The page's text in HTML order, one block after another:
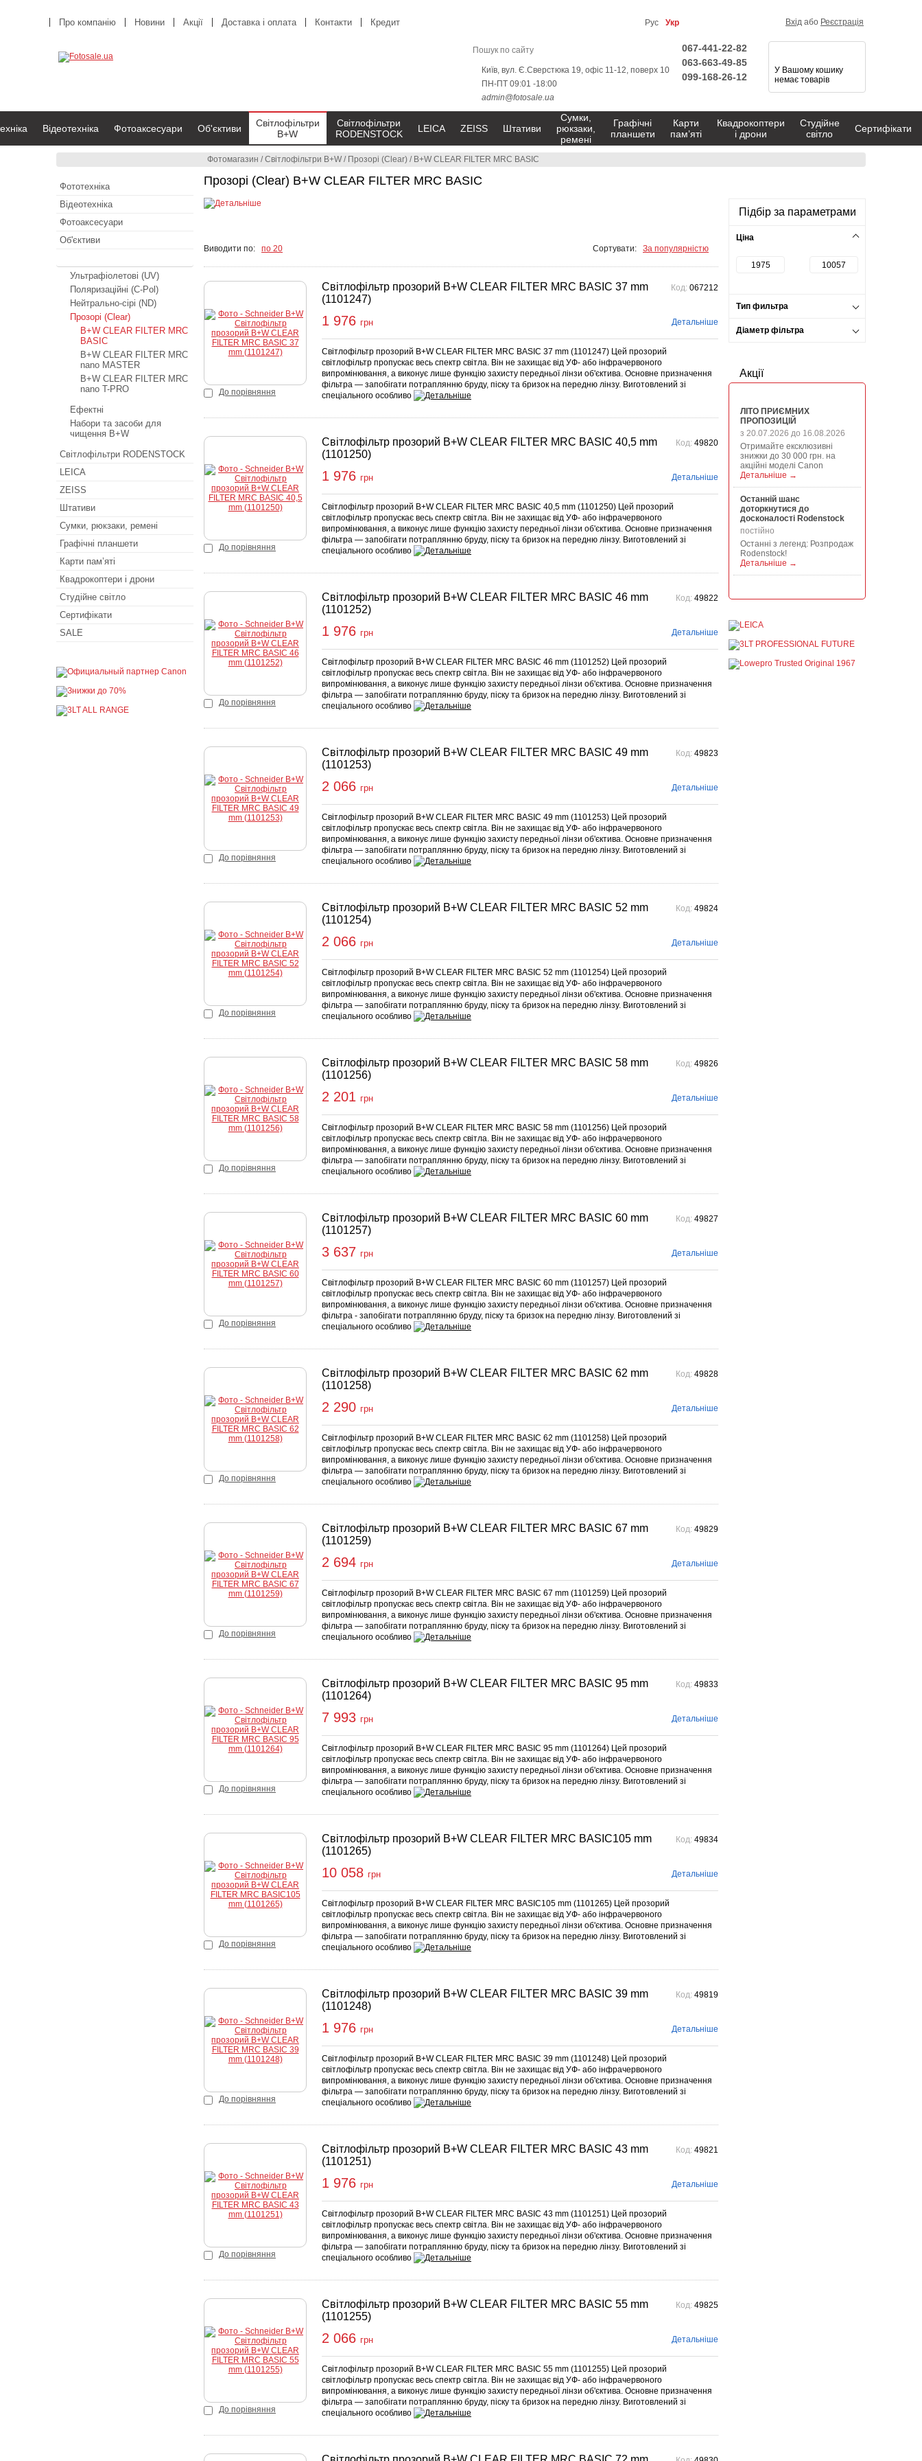
Фотомагазин /Світлофільтри B+W / Прозорі (Clear) / B+W CLEAR FILTER MRC BASIC
Прозорі (Clear) B+W CLEAR FILTER MRC BASIC
Виводити по: по 20 Сортувати: За популярністю
До порівняння
Світлофільтр прозорий B+W CLEAR FILTER MRC BASIC 37 mm
(1101247)
Код: 067212
1 976 грн
Купити Детальніше
Світлофільтр прозорий B+W CLEAR FILTER MRC BASIC 37 mm (1101247) Цей прозорий
світлофільтр пропускає весь спектр світла. Він не захищає від УФ- або інфрачервоного
випромінювання, а виконує лише функцію захисту передньої лінзи об'єктива. Основне призначення
фільтра — запобігати потраплянню бруду, піску та бризок на передню лінзу. Виготовлений зі
спеціального особливо
До порівняння
Світлофільтр прозорий B+W CLEAR FILTER MRC BASIC 40,5 mm
(1101250)
Код: 49820
1 976 грн
Купити Детальніше
Світлофільтр прозорий B+W CLEAR FILTER MRC BASIC 40,5 mm (1101250) Цей прозорий
світлофільтр пропускає весь спектр світла. Він не захищає від УФ- або інфрачервоного
випромінювання, а виконує лише функцію захисту передньої лінзи об'єктива. Основне призначення
фільтра — запобігати потраплянню бруду, піску та бризок на передню лінзу. Виготовлений зі
спеціального особливо
До порівняння
Світлофільтр прозорий B+W CLEAR FILTER MRC BASIC 46 mm
(1101252)
Код: 49822
1 976 грн
Купити Детальніше
Світлофільтр прозорий B+W CLEAR FILTER MRC BASIC 46 mm (1101252) Цей прозорий
світлофільтр пропускає весь спектр світла. Він не захищає від УФ- або інфрачервоного
випромінювання, а виконує лише функцію захисту передньої лінзи об'єктива. Основне призначення
фільтра — запобігати потраплянню бруду, піску та бризок на передню лінзу. Виготовлений зі
спеціального особливо
До порівняння
Світлофільтр прозорий B+W CLEAR FILTER MRC BASIC 49 mm
(1101253)
Код: 49823
2 066 грн
Купити Детальніше
Світлофільтр прозорий B+W CLEAR FILTER MRC BASIC 49 mm (1101253) Цей прозорий
світлофільтр пропускає весь спектр світла. Він не захищає від УФ- або інфрачервоного
випромінювання, а виконує лише функцію захисту передньої лінзи об'єктива. Основне призначення
фільтра — запобігати потраплянню бруду, піску та бризок на передню лінзу. Виготовлений зі
спеціального особливо
До порівняння
Світлофільтр прозорий B+W CLEAR FILTER MRC BASIC 52 mm
(1101254)
Код: 49824
2 066 грн
Купити Детальніше
Світлофільтр прозорий B+W CLEAR FILTER MRC BASIC 52 mm (1101254) Цей прозорий
світлофільтр пропускає весь спектр світла. Він не захищає від УФ- або інфрачервоного
випромінювання, а виконує лише функцію захисту передньої лінзи об'єктива. Основне призначення
фільтра — запобігати потраплянню бруду, піску та бризок на передню лінзу. Виготовлений зі
спеціального особливо
До порівняння
Світлофільтр прозорий B+W CLEAR FILTER MRC BASIC 58 mm
(1101256)
Код: 49826
2 201 грн
Купити Детальніше
Світлофільтр прозорий B+W CLEAR FILTER MRC BASIC 58 mm (1101256) Цей прозорий
світлофільтр пропускає весь спектр світла. Він не захищає від УФ- або інфрачервоного
випромінювання, а виконує лише функцію захисту передньої лінзи об'єктива. Основне призначення
фільтра — запобігати потраплянню бруду, піску та бризок на передню лінзу. Виготовлений зі
спеціального особливо
До порівняння
Світлофільтр прозорий B+W CLEAR FILTER MRC BASIC 60 mm
(1101257)
Код: 49827
3 637 грн
Купити Детальніше
Світлофільтр прозорий B+W CLEAR FILTER MRC BASIC 60 mm (1101257) Цей прозорий
світлофільтр пропускає весь спектр світла. Він не захищає від УФ- або інфрачервоного
випромінювання, а виконує лише функцію захисту передньої лінзи об'єктива. Основне призначення
фільтра - запобігати потраплянню бруду, піску та бризок на передню лінзу. Виготовлений зі
спеціального особливо
До порівняння
Світлофільтр прозорий B+W CLEAR FILTER MRC BASIC 62 mm
(1101258)
Код: 49828
2 290 грн
Купити Детальніше
Світлофільтр прозорий B+W CLEAR FILTER MRC BASIC 62 mm (1101258) Цей прозорий
світлофільтр пропускає весь спектр світла. Він не захищає від УФ- або інфрачервоного
випромінювання, а виконує лише функцію захисту передньої лінзи об'єктива. Основне призначення
фільтра — запобігати потраплянню бруду, піску та бризок на передню лінзу. Виготовлений зі
спеціального особливо
До порівняння
Світлофільтр прозорий B+W CLEAR FILTER MRC BASIC 67 mm
(1101259)
Код: 49829
2 694 грн
Купити Детальніше
Світлофільтр прозорий B+W CLEAR FILTER MRC BASIC 67 mm (1101259) Цей прозорий
світлофільтр пропускає весь спектр світла. Він не захищає від УФ- або інфрачервоного
випромінювання, а виконує лише функцію захисту передньої лінзи об'єктива. Основне призначення
фільтра — запобігати потраплянню бруду, піску та бризок на передню лінзу. Виготовлений зі
спеціального особливо
До порівняння
Світлофільтр прозорий B+W CLEAR FILTER MRC BASIC 95 mm
(1101264)
Код: 49833
7 993 грн
Купити Детальніше
Світлофільтр прозорий B+W CLEAR FILTER MRC BASIC 95 mm (1101264) Цей прозорий
світлофільтр пропускає весь спектр світла. Він не захищає від УФ- або інфрачервоного
випромінювання, а виконує лише функцію захисту передньої лінзи об'єктива. Основне призначення
фільтра — запобігати потраплянню бруду, піску та бризок на передню лінзу. Виготовлений зі
спеціального особливо
До порівняння
Світлофільтр прозорий B+W CLEAR FILTER MRC BASIC105 mm
(1101265)
Код: 49834
10 058 грн
Купити Детальніше
Світлофільтр прозорий B+W CLEAR FILTER MRC BASIC105 mm (1101265) Цей прозорий
світлофільтр пропускає весь спектр світла. Він не захищає від УФ- або інфрачервоного
випромінювання, а виконує лише функцію захисту передньої лінзи об'єктива. Основне призначення
фільтра — запобігати потраплянню бруду, піску та бризок на передню лінзу. Виготовлений зі
спеціального особливо
До порівняння
Світлофільтр прозорий B+W CLEAR FILTER MRC BASIC 39 mm
(1101248)
Код: 49819
1 976 грн
Купити Детальніше
Світлофільтр прозорий B+W CLEAR FILTER MRC BASIC 39 mm (1101248) Цей прозорий
світлофільтр пропускає весь спектр світла. Він не захищає від УФ- або інфрачервоного
випромінювання, а виконує лише функцію захисту передньої лінзи об'єктива. Основне призначення
фільтра — запобігати потраплянню бруду, піску та бризок на передню лінзу. Виготовлений зі
спеціального особливо
До порівняння
Світлофільтр прозорий B+W CLEAR FILTER MRC BASIC 43 mm
(1101251)
Код: 49821
1 976 грн
Купити Детальніше
Світлофільтр прозорий B+W CLEAR FILTER MRC BASIC 43 mm (1101251) Цей прозорий
світлофільтр пропускає весь спектр світла. Він не захищає від УФ- або інфрачервоного
випромінювання, а виконує лише функцію захисту передньої лінзи об'єктива. Основне призначення
фільтра — запобігати потраплянню бруду, піску та бризок на передню лінзу. Виготовлений зі
спеціального особливо
До порівняння
Світлофільтр прозорий B+W CLEAR FILTER MRC BASIC 55 mm
(1101255)
Код: 49825
2 066 грн
Купити Детальніше
Світлофільтр прозорий B+W CLEAR FILTER MRC BASIC 55 mm (1101255) Цей прозорий
світлофільтр пропускає весь спектр світла. Він не захищає від УФ- або інфрачервоного
випромінювання, а виконує лише функцію захисту передньої лінзи об'єктива. Основне призначення
фільтра — запобігати потраплянню бруду, піску та бризок на передню лінзу. Виготовлений зі
спеціального особливо
Підбір за параметрами
Ціна
Тип фильтра
Діаметр фільтра
Акції
ЛІТО ПРИЄМНИХ
ПРОПОЗИЦІЙ
з 20.07.2026 до 16.08.2026
Отримайте ексклюзивні
знижки до 30 000 грн. на
акційні моделі Canon
Детальніше →
Останній шанс
доторкнутися до
досконалості Rodenstock
постійно
Останні з легенд: Розпродаж
Rodenstock!
Детальніше →
Manfrotto, National
продукції Manfrotto, National
гарантовану знижку від 50 до
Про компанію Новини Акції Доставка і оплата Контакти Кредит Рус Укр Вхідабо Реєстрація
Київ, вул. Є.Сверстюка 19, офіс 11-12, поверх 10
ПН-ПТ 09:01 -18:00
admin@fotosale.ua
067-441-22-82
063-663-49-85
099-168-26-12
У Вашому кошику
немає товарів
Відеотехніка Фотоаксесуари Об'єктиви
Світлофільтри
B+W
Світлофільтри
RODENSTOCK
LEICA ZEISS Штативи
Сумки,
рюкзаки,
ремені
Графічні
планшети
Карти
пам’яті
Квадрокоптери
і дрони
Студійне
світло
Сертифікати
Фототехніка
Відеотехніка
Фотоаксесуари
Об'єктиви
Ультрафіолетові (UV)
Поляризаційні (C-Pol)
Нейтрально-сірі (ND)
Прозорі (Clear)
B+W CLEAR FILTER MRC
BASIC
B+W CLEAR FILTER MRC
nano MASTER
B+W CLEAR FILTER MRC
nano T-PRO
Ефектні
Набори та засоби для
чищення B+W
Світлофільтри RODENSTOCK
LEICA
ZEISS
Штативи
Сумки, рюкзаки, ремені
Графічні планшети
Карти пам’яті
Квадрокоптери і дрони
Студійне світло
Сертифікати
SALE